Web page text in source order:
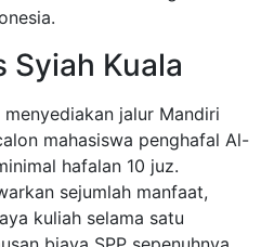
Syiah Kuala
jalur Mandiri
mahasiswa penghafal Al-
hafalan 10 juz.
sejumlah manfaat,
kuliah selama satu